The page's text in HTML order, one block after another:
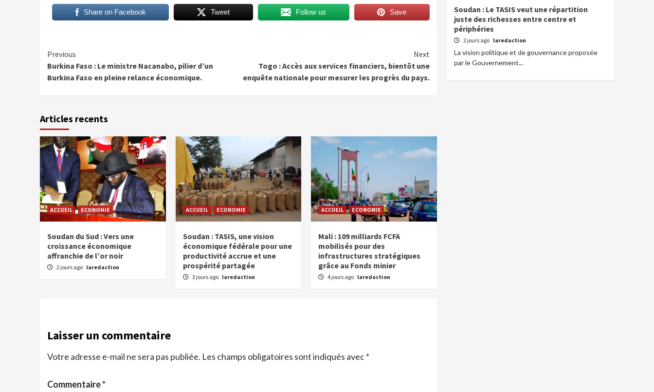
Share on Facebook Tweet Follow us Save
Continue
Reading
Previous
Burkina Faso : Le ministre Nacanabo, pilier d’un
Burkina Faso en pleine relance économique.
Next
Togo : Accès aux services financiers, bientôt une
enquête nationale pour mesurer les progrès du pays.
Articles recents
ACCUEIL ECONOMIE
Soudan du Sud : Vers une
croissance économique
affranchie de l’or noir
2 jours ago laredaction
ACCUEIL ECONOMIE
Soudan : TASIS, une vision
économique fédérale pour une
productivité accrue et une
prospérité partagée
3 jours ago laredaction
ACCUEIL ECONOMIE
Mali : 109 milliards FCFA
mobilisés pour des
infrastructures stratégiques
grâce au Fonds minier
4 jours ago laredaction
Laisser un commentaire
Votre adresse e-mail ne sera pas publiée. Les champs obligatoires sont indiqués avec*
Commentaire*
Soudan : Le TASIS veut une répartition
juste des richesses entre centre et
périphéries
2 jours ago laredaction
La vision politique et de gouvernance proposée
par le Gouvernement...